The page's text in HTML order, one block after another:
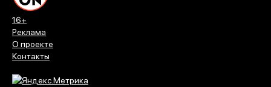
16+
Реклама
О проекте
Контакты